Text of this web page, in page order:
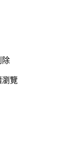
除
覽